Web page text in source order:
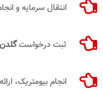
انتقال سرمایه و
ثبت درخواستگلدن
انجام بیومتریک،